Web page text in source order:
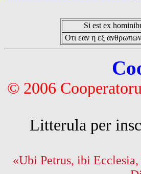
Si est ex
Οτι εαν η εξ
© 2006
Litterula per
«Ubi Petrus, ibi